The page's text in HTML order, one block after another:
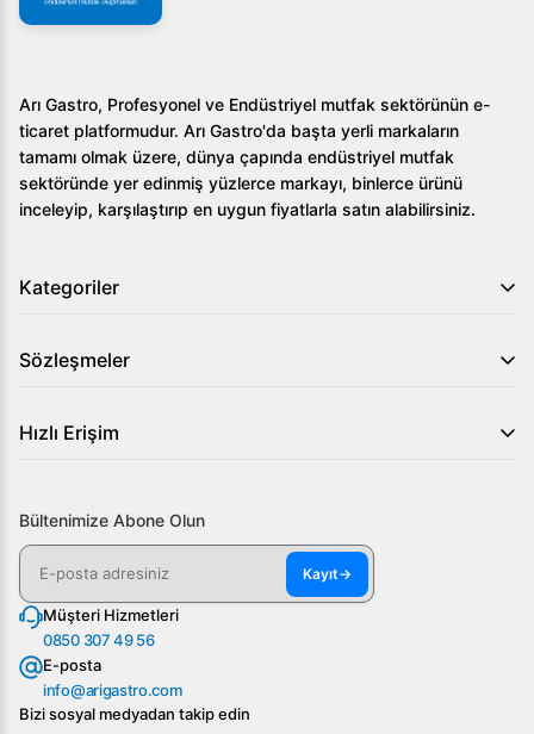
Arı Gastro, Profesyonel ve Endüstriyel mutfak sektörünün e-
ticaret platformudur. Arı Gastro'da başta yerli markaların
tamamı olmak üzere, dünya çapında endüstriyel mutfak
sektöründe yer edinmiş yüzlerce markayı, binlerce ürünü
inceleyip, karşılaştırıp en uygun fiyatlarla satın alabilirsiniz.
Kategoriler
Sözleşmeler
Hızlı Erişim
Bültenimize Abone Olun
Kayıt→
Müşteri Hizmetleri
0850 307 49 56
E-posta
info@arigastro.com
Bizi sosyal medyadan takip edin